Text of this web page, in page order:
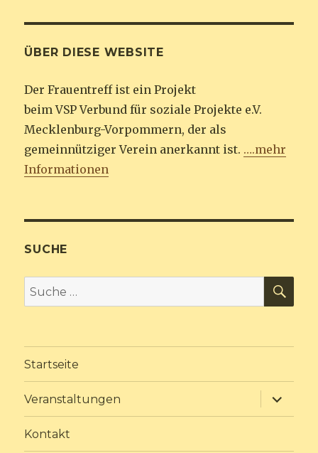
ÜBER DIESE WEBSITE
Der Frauentreff ist ein Projekt
beim VSP Verbund für soziale Projekte e.V.
Mecklenburg-Vorpommern, der als
gemeinnütziger Verein anerkannt ist. ….mehr
Informationen
SUCHE
Suche
nach:
Startseite
Veranstaltungen
Kontakt